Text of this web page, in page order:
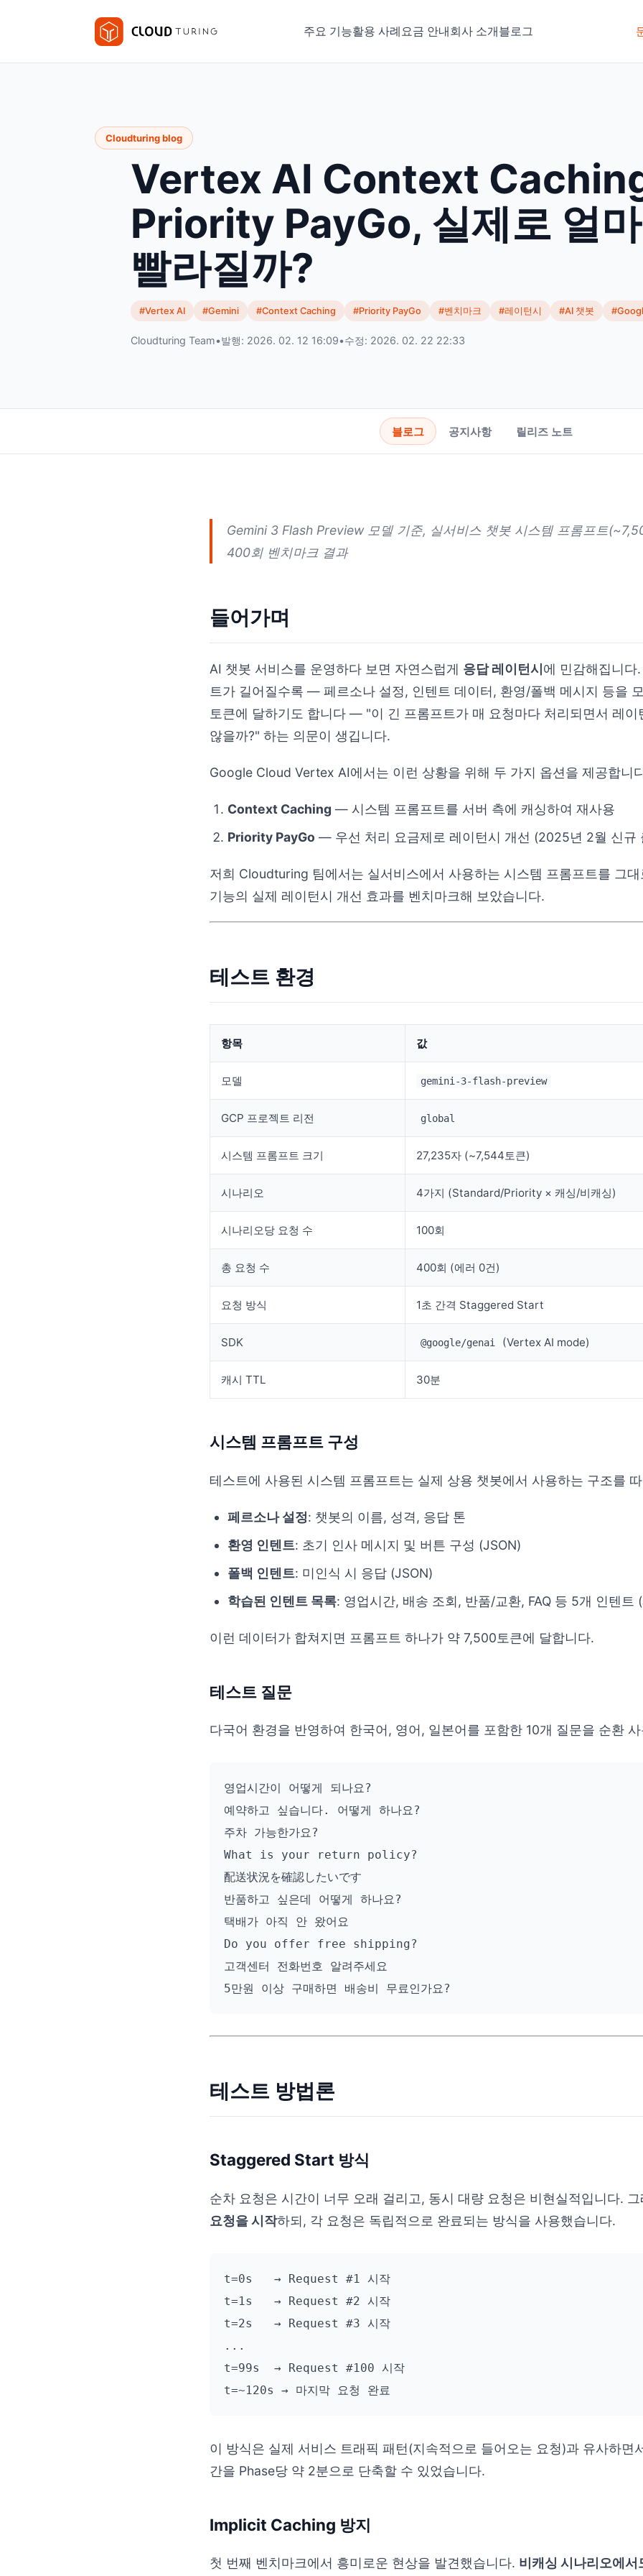
주요 기능활용 사례요금 안내회사 소개블로그
Cloudturing blog
Vertex AI Context
Priority PayGo, 실제로 얼
빨라질까?
#Vertex AI #Gemini #Context Caching #Priority PayGo #벤치마크 #레이턴시 #AI 챗봇
Cloudturing Team•발행: 2026. 02. 12 16:09•수정: 2026. 02. 22 22:33
블로그 공지사항 릴리즈 노트
Gemini 3 Flash Preview 모델 기준, 실서비스 챗봇 시스템 프롬프트
400회 벤치마크 결과
들어가며
AI 챗봇 서비스를 운영하다 보면 자연스럽게 응답 레이턴시 에 민감해집니다
트가 길어질수록 — 페르소나 설정, 인텐트 데이터, 환영/폴백 메시지 등을
토큰에 달하기도 합니다 — "이 긴 프롬프트가 매 요청마다 처리되면서 레이
않을까?" 하는 의문이 생깁니다.
Google Cloud Vertex AI에서는 이런 상황을 위해 두 가지 옵션을 제공합니
Context Caching — 시스템 프롬프트를 서버 측에 캐싱하여 재사용
Priority PayGo — 우선 처리 요금제로 레이턴시 개선 (2025년 2월 신규
저희 Cloudturing 팀에서는 실서비스에서 사용하는 시스템 프롬프트를 그
기능의 실제 레이턴시 개선 효과를 벤치마크해 보았습니다.
테스트 환경
항목 값
모델 gemini-3-flash-preview
GCP 프로젝트 리전 global
시스템 프롬프트 크기 27,235자 (~7,544토큰)
시나리오 4가지 (Standard/Priority × 캐싱/비캐싱)
시나리오당 요청 수 100회
총 요청 수 400회 (에러 0건)
요청 방식 1초 간격 Staggered Start
SDK @google/genai (Vertex AI mode)
캐시 TTL 30분
시스템 프롬프트 구성
테스트에 사용된 시스템 프롬프트는 실제 상용 챗봇에서 사용하는 구조를
페르소나 설정: 챗봇의 이름, 성격, 응답 톤
환영 인텐트: 초기 인사 메시지 및 버튼 구성 (JSON)
폴백 인텐트: 미인식 시 응답 (JSON)
학습된 인텐트 목록: 영업시간, 배송 조회, 반품/교환, FAQ 등 5개 인텐트
이런 데이터가 합쳐지면 프롬프트 하나가 약 7,500토큰에 달합니다.
테스트 질문
다국어 환경을 반영하여 한국어, 영어, 일본어를 포함한 10개 질문을 순환
영업시간이 어떻게 되나요?
예약하고 싶습니다. 어떻게 하나요?
주차 가능한가요?
What is your return policy?
配送状況を確認したいです
반품하고 싶은데 어떻게 하나요?
택배가 아직 안 왔어요
Do you offer free shipping?
고객센터 전화번호 알려주세요
테스트 방법론
Staggered Start 방식
순차 요청은 시간이 너무 오래 걸리고, 동시 대량 요청은 비현실적입니다. 그
요청을 시작하되, 각 요청은 독립적으로 완료되는 방식을 사용했습니다.
t=0s   → Request #1 시작
t=1s   → Request #2 시작
t=2s   → Request #3 시작
...
t=99s  → Request #100 시작
이 방식은 실제 서비스 트래픽 패턴(지속적으로 들어오는 요청)과 유사하면
간을 Phase당 약 2분으로 단축할 수 있었습니다.
Implicit Caching 방지
첫 번째 벤치마크에서 흥미로운 현상을 발견했습니다. 비캐싱 시나리오에서